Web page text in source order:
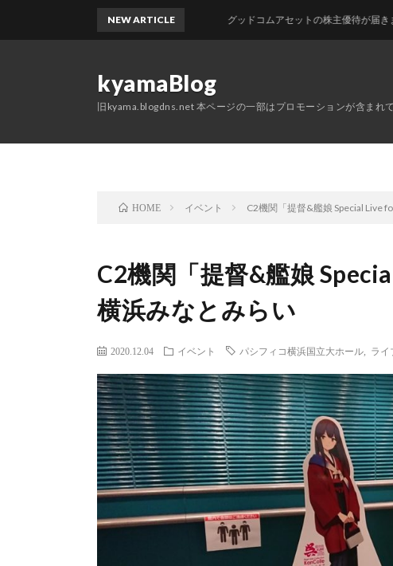
kyamaBlog
旧kyama.blogdns.net 本ページの一部はプロモーションが含まれ
NEW ARTICLE グッドコムアセットの株主優待が届きました
HOME イベント C2機関「提督&艦娘 Special Live
C2機関「提督&艦娘
横浜みなとみらい
2020.12.04 イベント パシフィコ横浜国立大ホール ライ